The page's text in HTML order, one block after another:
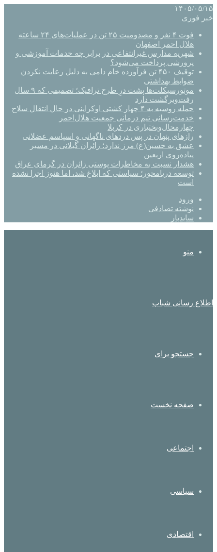
۱۴۰۵/۰۵/۱۵
خبر فوری
فوت ۴ نفر و مصدومیت ۲۵ تن در عملیات‌های ۲۴ ساعته
هلال احمر اصفهان
شهریه مدارس غیرانتفاعی در برابر چه خدمات آموزشی و
پرورشی پرداخت می‌شود؟
توقیف ۴۵۰ تن فرآورده خام دامی به دلیل رعایت نکردن
ضوابط بهداشتی
موتورسیکلت‌ها پشت درِ طرح ترافیک؛ تصمیمی که ۹ سال
رفت‌وبرگشت دارد
حمله روسیه به ۴ چهار کشتی اوکراینی در حال انتقال سلاح
خدمت‌رسانی تیم درمانی جمعیت هلال‌احمر
چهارمحال‌وبختیاری در کربلا
رازهای پنهان در پس دردهای ناگهانی و اسپاسم عضلانی
عشق به حسین(ع) مرز ندارد؛ زائران گیلانی در مسیر
پیاده‌روی اربعین
هشدار نسبت به مخاطرات پوستی زائران در گرمای عراق
توسعه دریامحور؛ سیاستی که ابلاغ شد، اما هنوز اجرا نشده
است
ورود
نوشته تصادفی
سایدبار
منو
اطلاع رسانی شباب
جستجو برای
صفحه نخست
اجتماعی
سیاسی
اقتصادی